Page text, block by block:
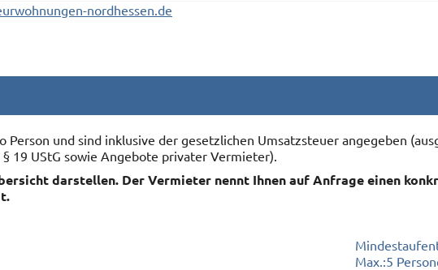
nordhessen.de
und sind inklusive der gesetzlichen Umsatzsteuer angegeben
19 UStG sowie Angebote privater Vermieter).
darstellen. Der Vermieter nennt Ihnen auf Anfrage einen
Max.:5